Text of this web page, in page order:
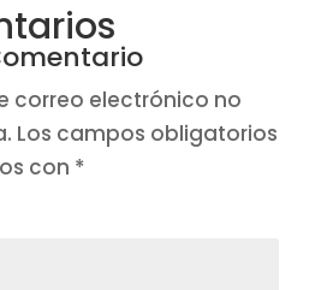
correo electrónico no
Los campos obligatorios
con *